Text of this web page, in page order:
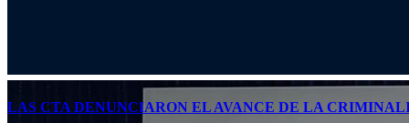
LAS CTA DENUNCIARON EL AVANCE DE LA